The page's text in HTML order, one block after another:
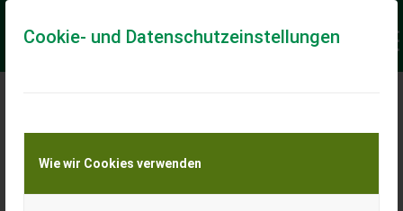
Cookie- und Datenschutzeinstellungen
Wie wir Cookies verwenden
Meine Transportkostenanfrage
Transport von Land- und Baumaschinen –
KEINE Tiertransporte